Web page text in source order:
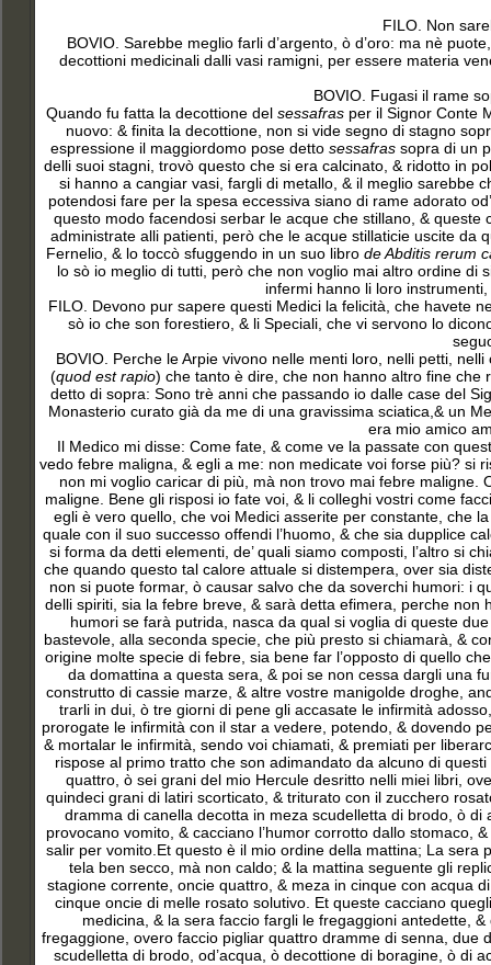
FILO. Non
BOVIO. Sarebbe meglio farli d’argento, ò d’oro: ma nè
decottioni medicinali dalli vasi ramigni, per essere materia
BOVIO. Fugasi il rame
Quando fu fatta la decottione del sessafras per il Signor Conte
nuovo: & finita la decottione, non si vide segno di stagno
espressione il maggiordomo pose detto sessafrassopra di un
delli suoi stagni, trovò questo che si era calcinato, & ridotto in
si hanno a cangiar vasi, fargli di metallo, & il meglio sarebbe
potendosi fare per la spesa eccessiva siano di rame adorato
questo modo facendosi serbar le acque che stillano, &
administrate alli patienti, però che le acque stillaticie uscite da
Fernelio, & lo toccò sfuggendo in un suo libro de Abditis rerum
lo sò io meglio di tutti, però che non voglio mai altro ordine di
infermi hanno li loro
FILO. Devono pur sapere questi Medici la felicità, che havete
sò io che son forestiero, & li Speciali, che vi servono lo
BOVIO. Perche le Arpie vivono nelle menti loro, nelli petti,
(quod est rapio) che tanto è dire, che non hanno altro fine che
detto di sopra: Sono trè anni che passando io dalle case del
Monasterio curato già da me di una gravissima sciatica,& un
era mio amico
Il Medico mi disse: Come fate, & come ve la passate con
vedo febre maligna, & egli a me: non medicate voi forse più? si
non mi voglio caricar di più, mà non trovo mai febre
maligne. Bene gli risposi io fate voi, & li colleghi vostri come
egli è vero quello, che voi Medici asserite per constante, che
quale con il suo successo offendi l’huomo, & che sia dupplice
si forma da detti elementi, de’ quali siamo composti, l’altro si
che quando questo tal calore attuale si distempera, over sia
non si puote formar, ò causar salvo che da soverchi humori: i
delli spiriti, sia la febre breve, & sarà detta efimera, perche
humori se farà putrida, nasca da qual si voglia di queste
bastevole, alla seconda specie, che più presto si chiamarà, &
origine molte specie di febre, sia bene far l’opposto di quello
da domattina a questa sera, & poi se non cessa dargli una
construtto di cassie marze, & altre vostre manigolde droghe,
trarli in dui, ò tre giorni di pene gli accasate le infirmità
prorogate le infirmità con il star a vedere, potendo, & dovendo
& mortalar le infirmità, sendo voi chiamati, & premiati per
rispose al primo tratto che son adimandato da alcuno di
quattro, ò sei grani del mio Hercule desritto nelli miei libri,
quindeci grani di latiri scorticato, & triturato con il zucchero
dramma di canella decotta in meza scudelletta di brodo, ò
provocano vomito, & cacciano l’humor corrotto dallo stomaco,
salir per vomito.Et questo è il mio ordine della mattina; La
tela ben secco, mà non caldo; & la mattina seguente gli
stagione corrente, oncie quattro, & meza in cinque con acqua
cinque oncie di melle rosato solutivo. Et queste cacciano
medicina, & la sera faccio fargli le fregaggioni antedette,
fregaggione, overo faccio pigliar quattro dramme di senna, due
scudelletta di brodo, od’acqua, ò decottione di boragine, ò di